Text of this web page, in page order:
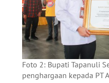
Foto 2: Bupati Tapanuli
penghargaan kepada PT